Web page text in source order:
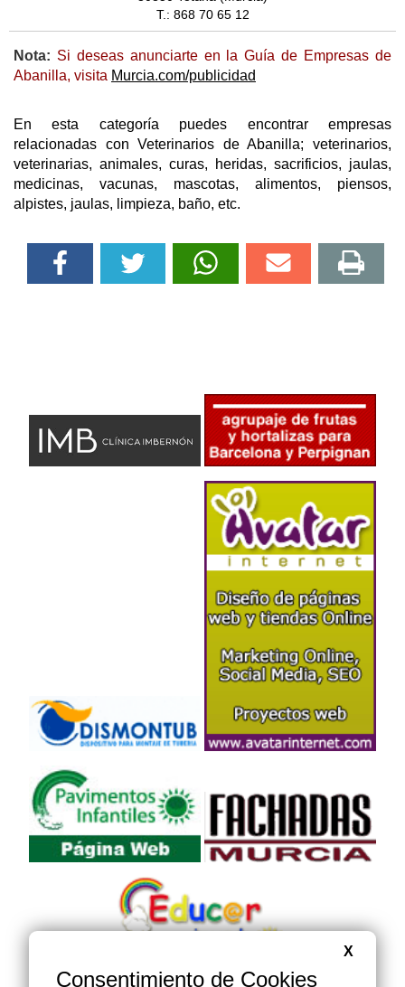
T.: 868 70 65 12
Nota: Si deseas anunciarte en la Guía de Empresas de
Abanilla, visita Murcia.com/publicidad
En esta categoría puedes encontrar empresas
relacionadas con Veterinarios de Abanilla; veterinarios,
veterinarias, animales, curas, heridas, sacrificios, jaulas,
medicinas, vacunas, mascotas, alimentos, piensos,
alpistes, jaulas, limpieza, baño, etc.
X
Consentimiento de Cookies